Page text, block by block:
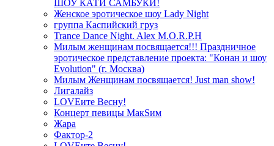
ШОУ КАТИ САМБУКИ!
Женское эротическое шоу Lady Night
группа Каспийский груз
Trance Dance Night. Alex M.O.R.P.H
Милым женщинам посвящается!!! Праздничное
эротическое представление проекта: "Конан и шоу
Evolution" (г. Москва)
Милым Женщинам посвящается! Just man show!
Лигалайз
LOVEите Весну!
Концерт певицы МакSим
Жара
Фактор-2